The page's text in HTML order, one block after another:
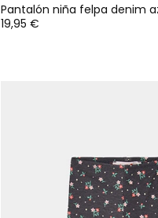
Pantalón niña felpa denim
19,95 €